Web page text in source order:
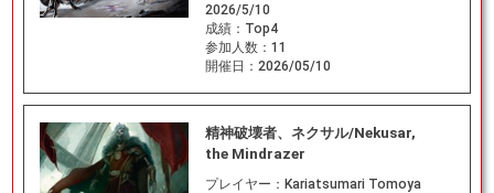
2026/5/10
成績： Top4
参加人数： 11
開催日： 2026/05/10
精神破壊者、ネクサル/Nekusar,
the Mindrazer
プレイヤー： Kariatsumari Tomoya